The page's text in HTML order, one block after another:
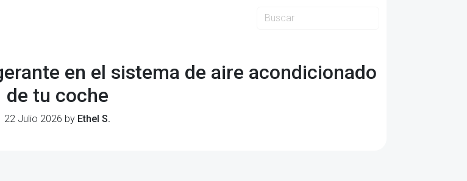
en el sistema de aire acondicionado
de tu coche
22 Julio 2026 by Ethel S.